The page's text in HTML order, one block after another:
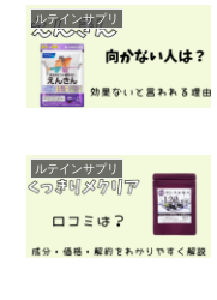
ルテインサプリ
ルテインサプリ